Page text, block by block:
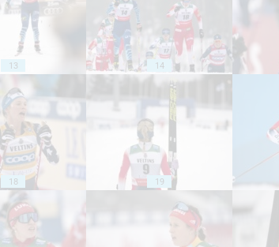
13 14
18 19